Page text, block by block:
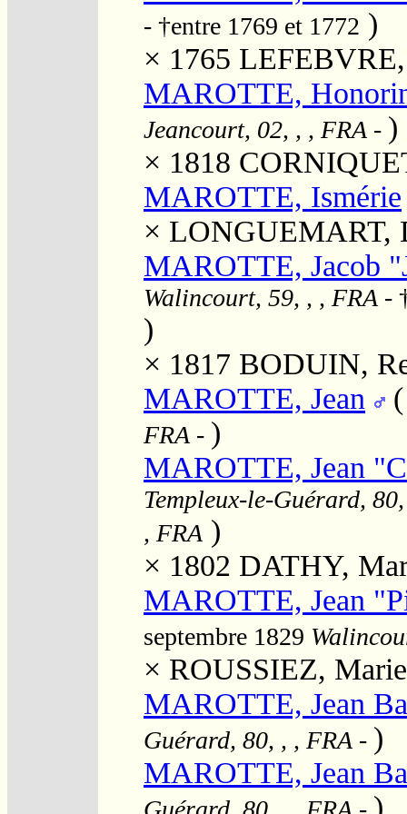
- †entre 1769 et 1772 )
× 1765
MAROTTE,
Jeancourt, 02, , , FRA - )
× 1818
MAROTTE, Ismérie
× LONGUEMART,
MAROTTE, Jacob
Walincourt, 59, , , FRA -
)
× 1817 BODUIN,
MAROTTE, Jean
FRA - )
MAROTTE, Jean
Templeux-le-Guérard,
, FRA )
× 1802 DATHY,
MAROTTE, Jean
septembre 1829
× ROUSSIEZ,
MAROTTE, Jean
Guérard, 80, , , FRA - )
MAROTTE, Jean
)